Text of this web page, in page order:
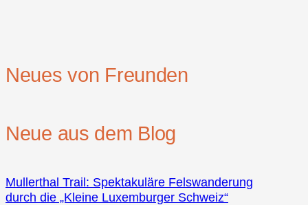
Neues von Freunden
Neue aus dem Blog
Mullerthal Trail: Spektakuläre Felswanderung
durch die „Kleine Luxemburger Schweiz“